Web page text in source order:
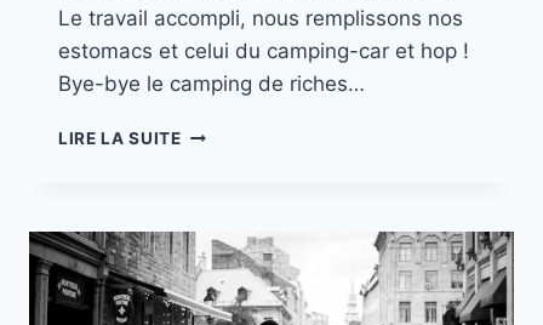
Le travail accompli, nous remplissons nos
estomacs et celui du camping-car et hop !
Bye-bye le camping de riches…
LIRE LA SUITEMISSION
19
BIODOME
À
MONTREAL